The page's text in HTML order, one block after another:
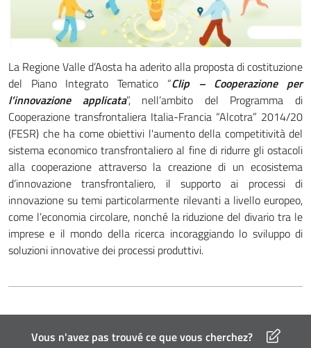
La Regione Valle d’Aosta ha aderito alla proposta di costituzione
del Piano Integrato Tematico “Clip – Cooperazione per
l’innovazione applicata”, nell’ambito del Programma di
Cooperazione transfrontaliera Italia-Francia “Alcotra” 2014/20
(FESR) che ha come obiettivi l'aumento della competitività del
sistema economico transfrontaliero al fine di ridurre gli ostacoli
alla cooperazione attraverso la creazione di un ecosistema
d’innovazione transfrontaliero, il supporto ai processi di
innovazione su temi particolarmente rilevanti a livello europeo,
come l’economia circolare, nonché la riduzione del divario tra le
imprese e il mondo della ricerca incoraggiando lo sviluppo di
soluzioni innovative dei processi produttivi.
Vous n'avez pas trouvé ce que vous cherchez?